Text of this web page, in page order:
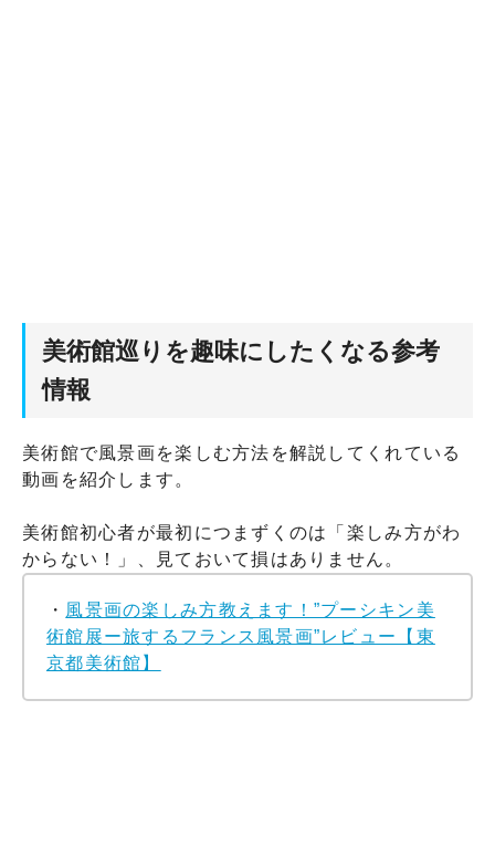
美術館巡りを趣味にしたくなる参考
情報
美術館で風景画を楽しむ方法を解説してくれている
動画を紹介します。
美術館初心者が最初につまずくのは「楽しみ方がわ
からない！」、見ておいて損はありません。
・ 風景画の楽しみ方教えます！”プーシキン美
術館展ー旅するフランス風景画”レビュー【東
京都美術館】